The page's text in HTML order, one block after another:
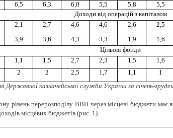
6,5 6,3 6,0 5,5 5,8 5,5
Доходи від операцій з капіталом
2,1 2,7 4,6 4,6 2,6 2,5
3,9 3,6 4,3 3,3 1,9 1,6
Цільові фонди
1,1 1,5 2,7 2,3 1,5 1,6
2 2 2,5 1,7 1,1 1
Державної казначейської служби України за січень-
рівень перерозподілу ВВП через місцеві бюджети має
місцевих бюджетів (рис. 1).